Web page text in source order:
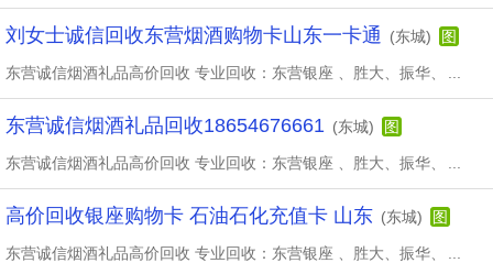
刘女士诚信回收东营烟酒购物卡山东一卡通 (东城) 图
东营诚信烟酒礼品高价回收 专业回收：东营银座 、胜大、振华、
东营诚信烟酒礼品回收18654676661 (东城) 图
东营诚信烟酒礼品高价回收 专业回收：东营银座 、胜大、振华、
高价回收银座购物卡 石油石化充值卡 山东 (东城) 图
东营诚信烟酒礼品高价回收 专业回收：东营银座 、胜大、振华、